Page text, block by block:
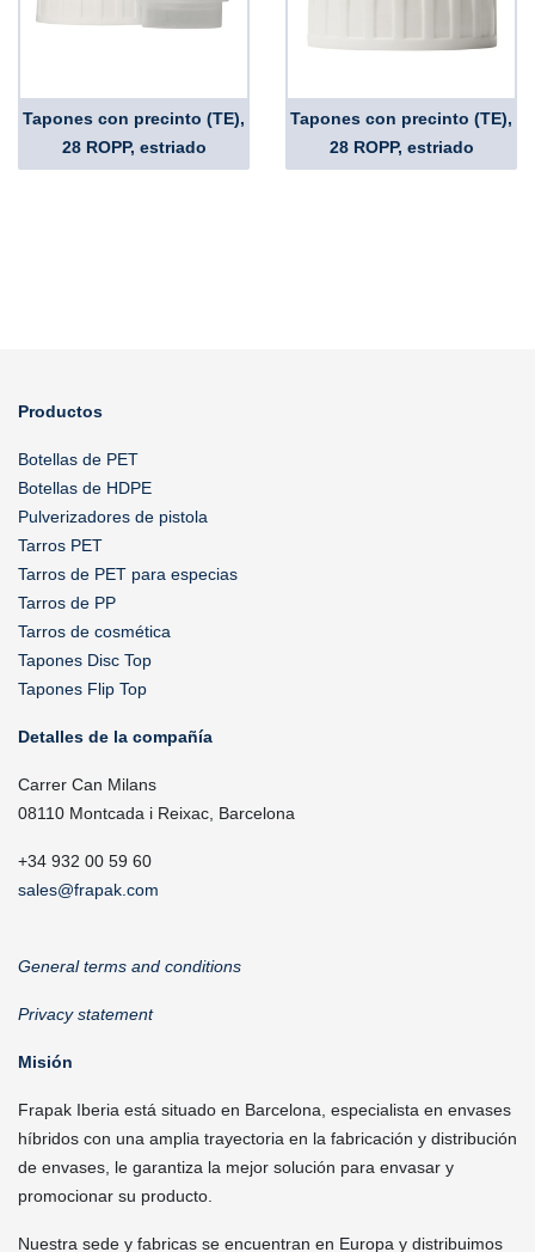
Tapones con precinto (TE),
28 ROPP, estriado
Tapones con precinto (TE),
28 ROPP, estriado
Productos
Botellas de PET
Botellas de HDPE
Pulverizadores de pistola
Tarros PET
Tarros de PET para especias
Tarros de PP
Tarros de cosmética
Tapones Disc Top
Tapones Flip Top
Detalles de la compañía
Carrer Can Milans
08110 Montcada i Reixac, Barcelona
+34 932 00 59 60
sales@frapak.com
General terms and conditions
Privacy statement
Misión
Frapak Iberia está situado en Barcelona, especialista en envases
híbridos con una amplia trayectoria en la fabricación y distribución
de envases, le garantiza la mejor solución para envasar y
promocionar su producto.
Nuestra sede y fabricas se encuentran en Europa y distribuimos